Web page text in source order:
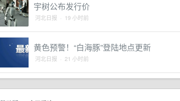
宇树公布发行价
河北日报 · 19 小时前
黄色预警！“白海豚”登陆地点更新
河北日报 · 21 小时前